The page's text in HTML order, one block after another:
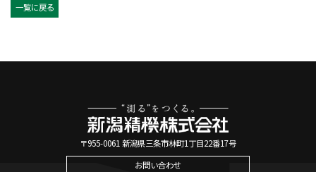
一覧に戻る
〒955-0061 新潟県三条市林町1丁目22番17号
お問い合わせ